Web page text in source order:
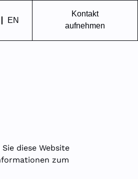
EN
Kontakt
aufnehmen
diese Website
zum